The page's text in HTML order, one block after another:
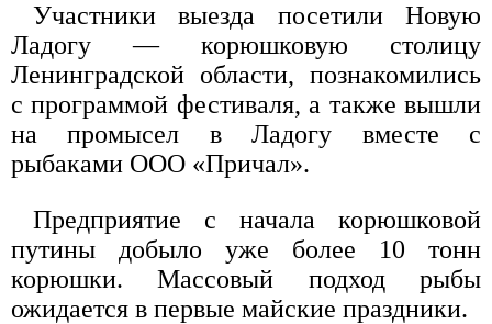
Участники выезда посетили Новую
Ладогу — корюшковую столицу
Ленинградской области, познакомились
с программой фестиваля, а также вышли
на промысел в Ладогу вместе с
рыбаками ООО «Причал».
Предприятие с начала корюшковой
путины добыло уже более 10 тонн
корюшки. Массовый подход рыбы
ожидается в первые майские праздники.